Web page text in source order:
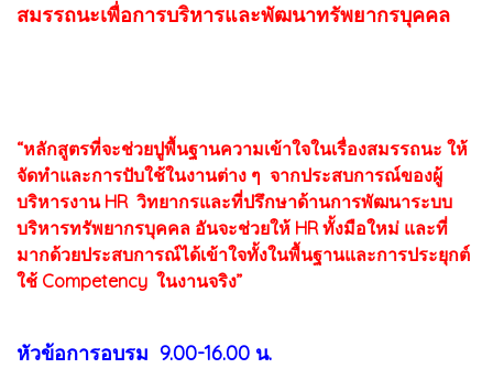
สมรรถนะเพื่อการบริหารและพัฒนาทรัพยากรบุคคล
“หลักสูตรที่จะช่วยปูพื้นฐานความเข้าใจในเรื่องสมรรถนะ ให้
จัดทำและการปับใช้ในงานต่าง ๆ จากประสบการณ์ของผู้
บริหารงาน HR วิทยากรและที่ปรึกษาด้านการพัฒนาระบบ
บริหารทรัพยากรบุคคล อันจะช่วยให้ HR ทั้งมือใหม่ และที่
มากด้วยประสบการณ์ได้เข้าใจทั้งในพื้นฐานและการประยุกต์
ใช้ Competency ในงานจริง”
หัวข้อการอบรม 9.00-16.00 น.